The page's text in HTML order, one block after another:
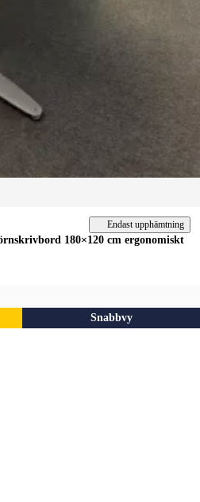
Endast upphämtning
180×120 cm ergonomiskt
Snabbvy